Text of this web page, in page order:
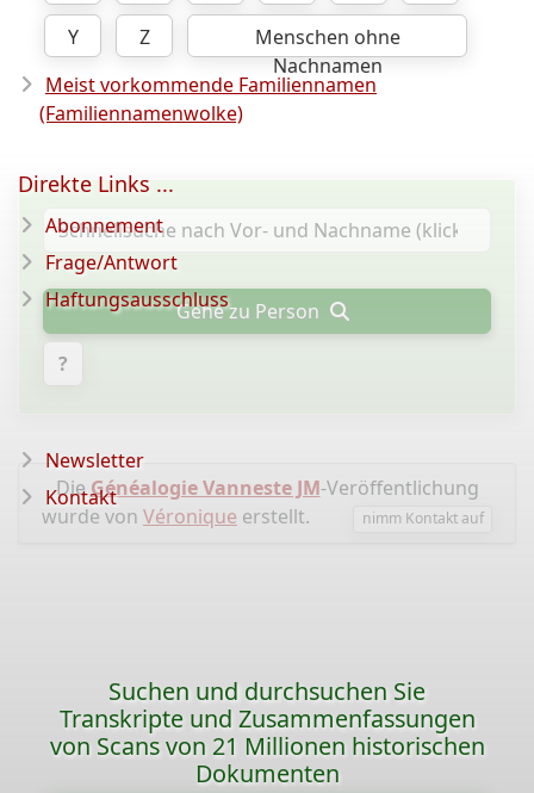
Y
Z
Menschen ohne
Nachnamen
Meist vorkommende Familiennamen
(Familiennamenwolke)
Gehe zu Person
?
DieGénéalogie Vanneste JM-Veröffentlichung
wurde von Véronique erstellt. nimm Kontakt auf
Direkte Links ...
Abonnement
Frage/Antwort
Haftungsausschluss
Newsletter
Kontakt
Suchen und durchsuchen Sie
Transkripte und Zusammenfassungen
von Scans von 21 Millionen historischen
Dokumenten